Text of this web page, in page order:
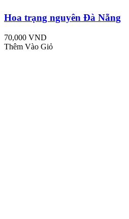
Hoa trạng nguyên Đà Nẵng
70,000 VND
Thêm Vào Giỏ